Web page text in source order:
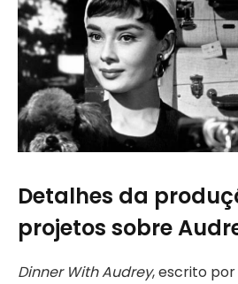
Detalhes da
projetos sobre
Dinner With Audrey, escrito